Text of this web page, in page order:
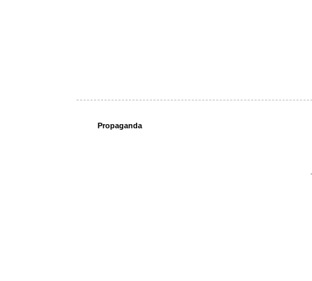
Propaganda